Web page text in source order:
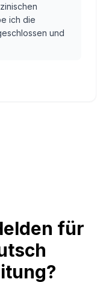
ich die
und
für